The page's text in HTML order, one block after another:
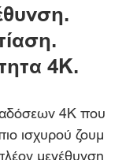
4K.
4K που
ισχυρού ζουμ